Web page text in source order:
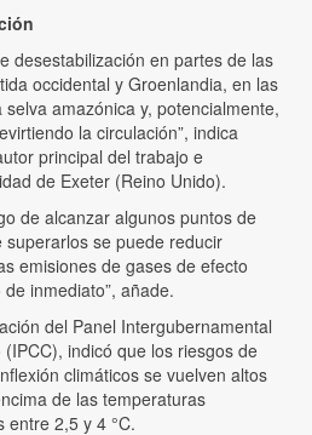
desestabilización en partes de las
occidental y Groenlandia, en las
amazónica y, potencialmente,
la circulación”, indica
principal del trabajo e
de Exeter (Reino Unido).
de alcanzar algunos puntos de
se puede reducir
emisiones de gases de efecto
inmediato”, añade.
del Panel Intergubernamental
indicó que los riesgos de
climáticos se vuelven altos
de las temperaturas
entre 2,5 y 4 °C.